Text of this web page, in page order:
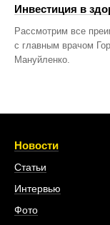
Инвестиция в
Рассмотрим все
с главным врачом
Мануйленко.
Новости
Статьи
Интервью
Фото